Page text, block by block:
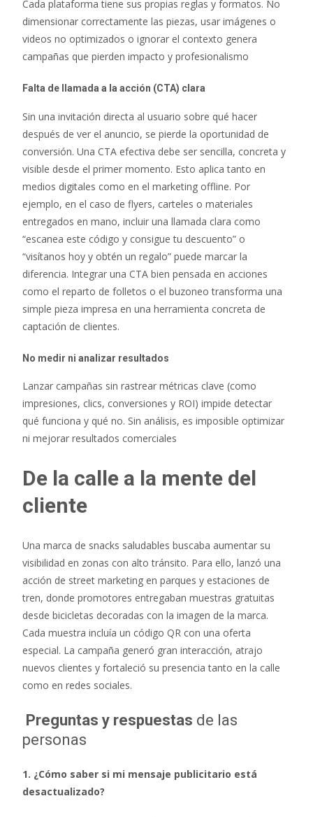
Cada plataforma tiene sus propias reglas y formatos. No
dimensionar correctamente las piezas, usar imágenes o
videos no optimizados o ignorar el contexto genera
campañas que pierden impacto y profesionalismo
Falta de llamada a la acción (CTA) clara
Sin una invitación directa al usuario sobre qué hacer
después de ver el anuncio, se pierde la oportunidad de
conversión. Una CTA efectiva debe ser sencilla, concreta y
visible desde el primer momento. Esto aplica tanto en
medios digitales como en el marketing offline. Por
ejemplo, en el caso de flyers, carteles o materiales
entregados en mano, incluir una llamada clara como
“escanea este código y consigue tu descuento” o
“visítanos hoy y obtén un regalo” puede marcar la
diferencia. Integrar una CTA bien pensada en acciones
como el reparto de folletos o el buzoneo transforma una
simple pieza impresa en una herramienta concreta de
captación de clientes.
No medir ni analizar resultados
Lanzar campañas sin rastrear métricas clave (como
impresiones, clics, conversiones y ROI) impide detectar
qué funciona y qué no. Sin análisis, es imposible optimizar
ni mejorar resultados comerciales
De la calle a la mente del
cliente
Una marca de snacks saludables buscaba aumentar su
visibilidad en zonas con alto tránsito. Para ello, lanzó una
acción de street marketing en parques y estaciones de
tren, donde promotores entregaban muestras gratuitas
desde bicicletas decoradas con la imagen de la marca.
Cada muestra incluía un código QR con una oferta
especial. La campaña generó gran interacción, atrajo
nuevos clientes y fortaleció su presencia tanto en la calle
como en redes sociales.
Preguntas y respuestas de las
personas
1. ¿Cómo saber si mi mensaje publicitario está
desactualizado?